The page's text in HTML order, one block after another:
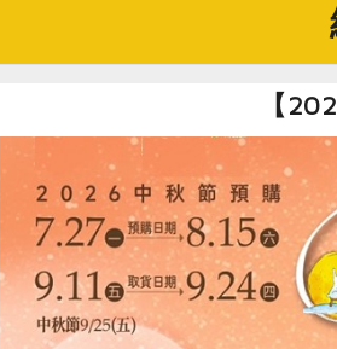
合作社指定原料)
手天品社區食坊
台灣
250公克
蛋、二砂、麵粉、橄欖油
【